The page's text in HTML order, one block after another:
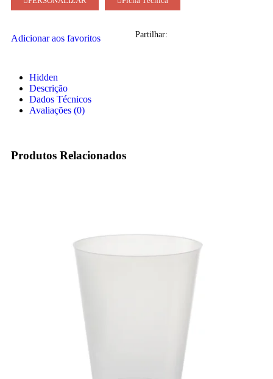
Adicionar aos favoritos Partilhar:
Hidden
Descrição
Dados Técnicos
Avaliações (0)
Produtos Relacionados